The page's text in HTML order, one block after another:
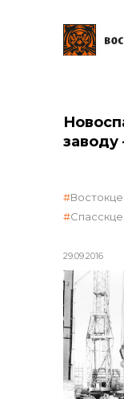
заводу
29.09.2016